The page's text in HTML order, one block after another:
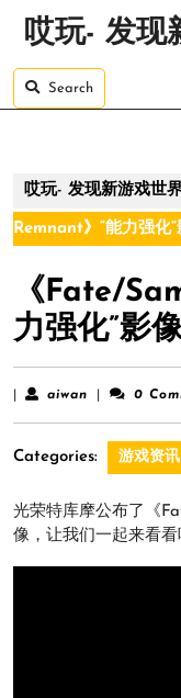
哎玩- 发现
Search
哎玩- 发现新游戏世
Remnant》“能力强化”
《Fate/
力强化”影
aiwan aiwan 0
Categories: 游戏资讯
光荣特库摩公布了《
像，让我们一起来看看